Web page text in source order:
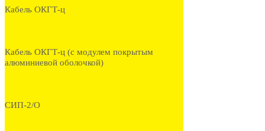
Кабель ОКГТ-ц
Кабель ОКГТ-ц (с модулем покрытым
алюминиевой оболочкой)
СИП-2/О